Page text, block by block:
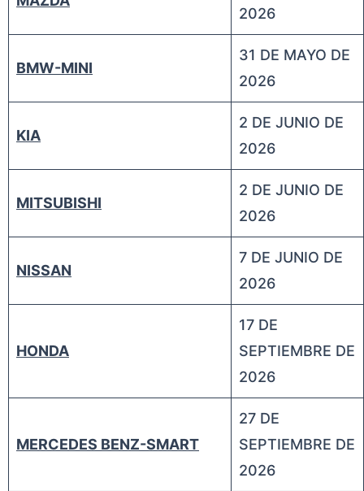
2026
BMW-MINI
31 DE MAYO DE
2026
KIA
2 DE JUNIO DE
2026
MITSUBISHI
2 DE JUNIO DE
2026
NISSAN
7 DE JUNIO DE
2026
HONDA
17 DE
SEPTIEMBRE DE
2026
MERCEDES BENZ-SMART
27 DE
SEPTIEMBRE DE
2026